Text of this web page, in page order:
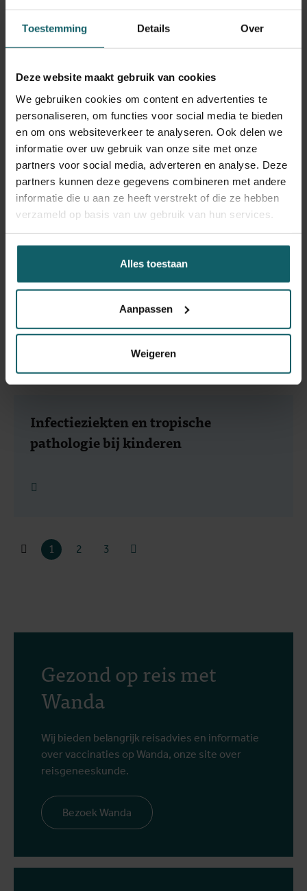
Toestemming Details Over
Deze website maakt gebruik van cookies
We gebruiken cookies om content en advertenties te
personaliseren, om functies voor social media te bieden
en om ons websiteverkeer te analyseren. Ook delen we
informatie over uw gebruik van onze site met onze
partners voor social media, adverteren en analyse. Deze
partners kunnen deze gegevens combineren met andere
informatie die u aan ze heeft verstrekt of die ze hebben
verzameld op basis van uw gebruik van hun services.
Alles toestaan
Aanpassen
Weigeren
Hiv-test
Lees meer
Hiv-zorg
Huidziekten
Infectieziekten en tropische
pathologie bij kinderen
Lees meer
1 2 3
Gezond op reis met
Wanda
Wij bieden belangrijk reisadvies en informatie
over vaccinaties op Wanda, onze site over
reisgeneeskunde.
Bezoek Wanda